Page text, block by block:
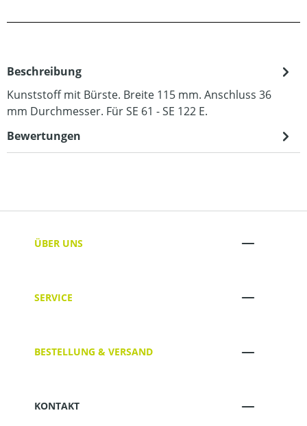
Beschreibung
Kunststoff mit Bürste. Breite 115 mm. Anschluss 36
mm Durchmesser. Für SE 61 - SE 122 E.
Bewertungen
ÜBER UNS
SERVICE
BESTELLUNG & VERSAND
KONTAKT